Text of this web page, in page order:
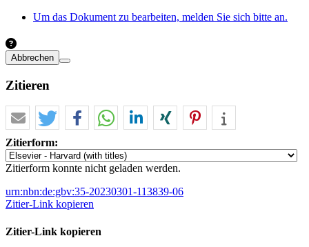
Um das Dokument zu bearbeiten, melden Sie sich bitte an.
Abbrechen
Zitieren
Zitierform:
Zitierform konnte nicht geladen werden.
urn:nbn:de:gbv:35-20230301-113839-06
Zitier-Link kopieren
Zitier-Link kopieren